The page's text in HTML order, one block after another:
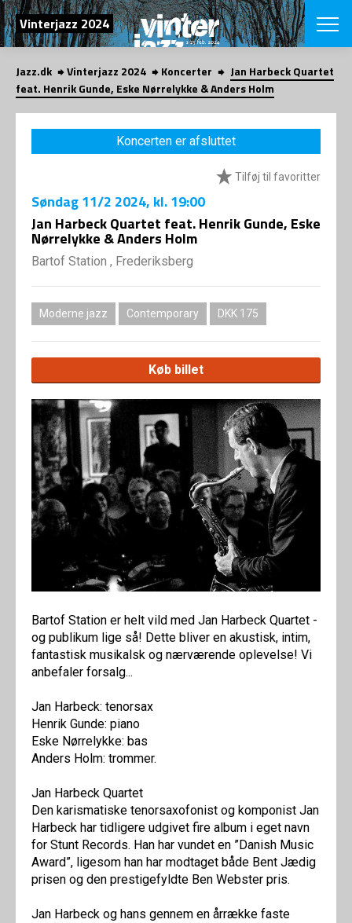
SØG
Vinterjazz 2024
English
VÆLG
VINTERJAZZ
Temaer
LOCATIONS
App
INFO
Jazz.dk Vinterjazz 2024 Koncerter
Jan Harbeck Quartet
feat. Henrik Gunde, Eske Nørrelykke & Anders Holm
Koncerten er afsluttet
Tilføj til favoritter
Søndag11/2 2024, kl. 19:00
Jan Harbeck Quartet feat. Henrik Gunde, Eske
Nørrelykke & Anders Holm
Bartof Station , Frederiksberg
Moderne jazz Contemporary DKK 175
Køb billet
Bartof Station er helt vild med Jan Harbeck Quartet -
og publikum lige så! Dette bliver en akustisk, intim,
fantastisk musikalsk og nærværende oplevelse! Vi
anbefaler forsalg...
Jan Harbeck: tenorsax
Henrik Gunde: piano
Eske Nørrelykke: bas
Anders Holm: trommer.
Jan Harbeck Quartet
Den karismatiske tenorsaxofonist og komponist Jan
Harbeck har tidligere udgivet fire album i eget navn
for Stunt Records. Han har vundet en ”Danish Music
Award”, ligesom han har modtaget både Bent Jædig
prisen og den prestigefyldte Ben Webster pris.
Jan Harbeck og hans gennem en årrække faste